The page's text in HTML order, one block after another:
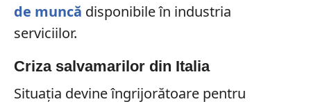
de muncă disponibile în industria
serviciilor.
Criza salvamarilor din Italia
Situația devine îngrijorătoare pentru